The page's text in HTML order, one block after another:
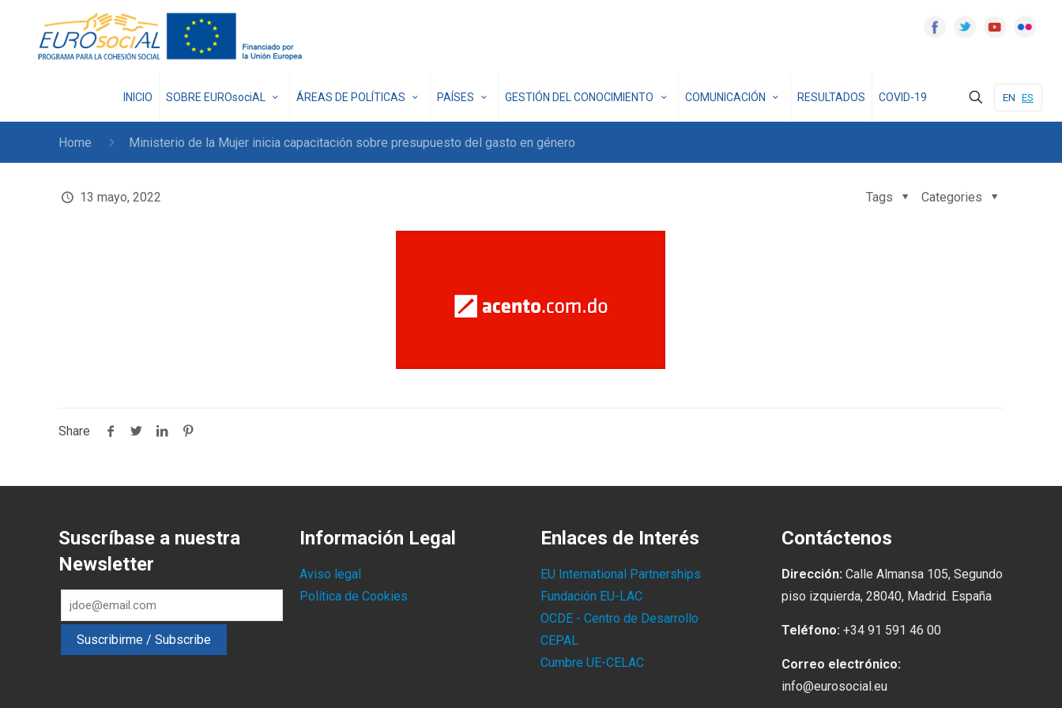
INICIO SOBRE EUROsociAL ÁREAS DE POLÍTICAS PAÍSES GESTIÓN DEL CONOCIMIENTO COMUNICACIÓN RESULTADOS COVID-19 EN ES
Home Ministerio de la Mujer inicia capacitación sobre presupuesto del gasto en género
13 mayo, 2022 Categories
Tags
Share
Suscríbase a nuestra
Newsletter
Información Legal
Aviso legal
Política de Cookies
Enlaces de Interés
EU International Partnerships
Fundación EU-LAC
OCDE - Centro de Desarrollo
CEPAL
Cumbre UE-CELAC
Contáctenos
Dirección: Calle Almansa 105, Segundo
piso izquierda, 28040, Madrid. España
Teléfono: +34 91 591 46 00
Correo electrónico:
info@eurosocial.eu